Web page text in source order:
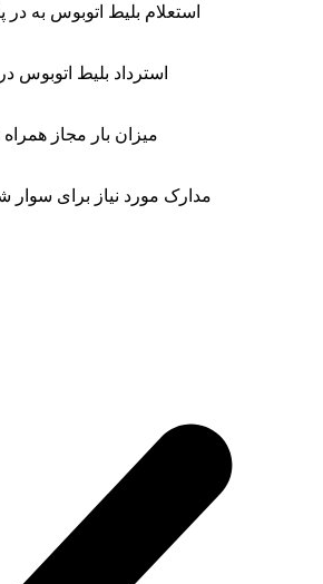
استعلام بلیط اتوبوس به
استرداد بلیط اتوبوس
میزان بار مجاز
مدارک مورد نیاز برای سوار